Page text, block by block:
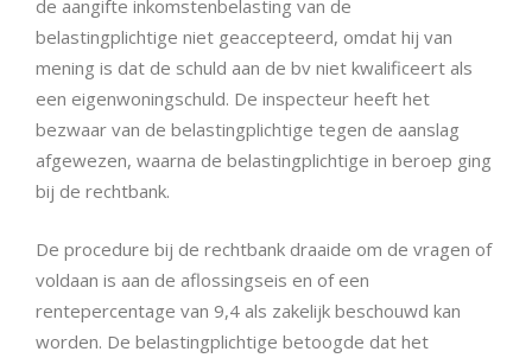
de aangifte inkomstenbelasting van de
belastingplichtige niet geaccepteerd, omdat hij van
mening is dat de schuld aan de bv niet kwalificeert als
een eigenwoningschuld. De inspecteur heeft het
bezwaar van de belastingplichtige tegen de aanslag
afgewezen, waarna de belastingplichtige in beroep ging
bij de rechtbank.
De procedure bij de rechtbank draaide om de vragen of
voldaan is aan de aflossingseis en of een
rentepercentage van 9,4 als zakelijk beschouwd kan
worden. De belastingplichtige betoogde dat het